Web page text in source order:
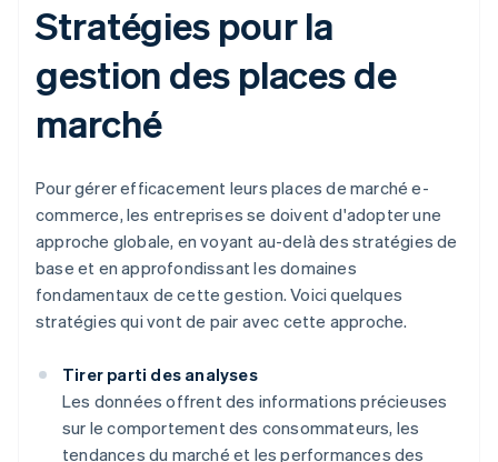
Stratégies pour la
gestion des places de
marché
Pour gérer efficacement leurs places de marché e-
commerce, les entreprises se doivent d'adopter une
approche globale, en voyant au-delà des stratégies de
base et en approfondissant les domaines
fondamentaux de cette gestion. Voici quelques
stratégies qui vont de pair avec cette approche.
Tirer parti des analyses
Les données offrent des informations précieuses
sur le comportement des consommateurs, les
tendances du marché et les performances des